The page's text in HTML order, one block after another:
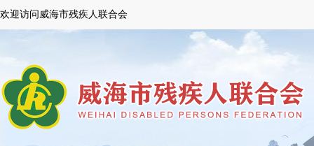
欢迎访问威海市残疾人联合会